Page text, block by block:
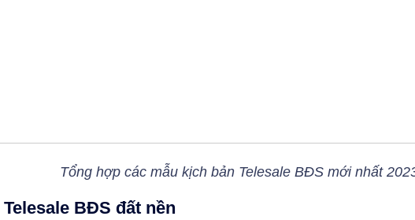
Tổng hợp các mẫu kịch bản Telesale BĐS mới nhất
BĐS đất nền